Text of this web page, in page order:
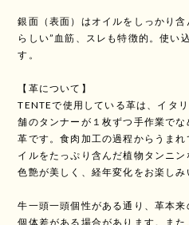
銀面（表面）はオイルをしっかり
らしい”血筋、スレも特徴的。使い
す。
【革について】
TENTEで使用している革は、イタ
舗のタンナーが１枚ずつ手作業で
革です。食肉加工の過程からうま
イルをたっぷり含んだ植物タンニ
色艶が美しく、経年変化をお楽しみ
牛一頭一頭個性がある通り、革本
個体差がある場合があります。ま